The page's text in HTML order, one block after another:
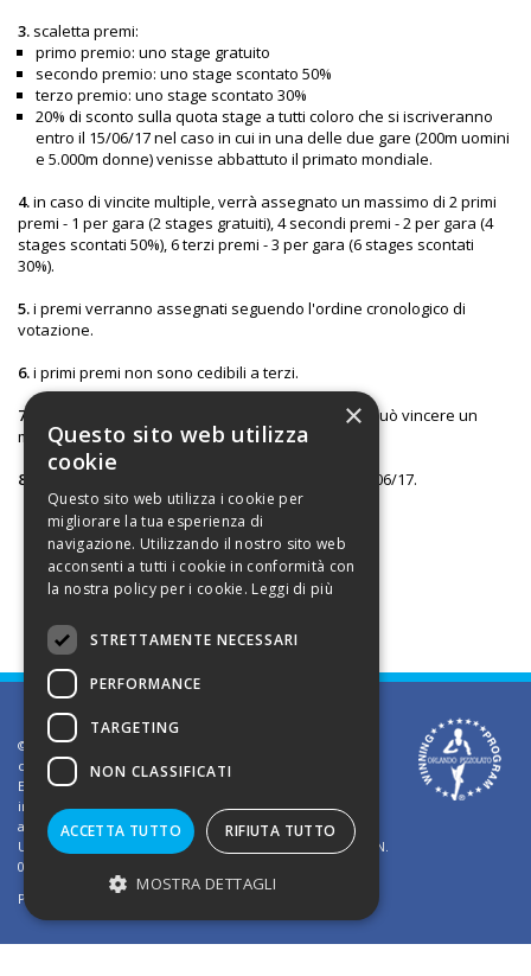
3. scaletta premi:
primo premio: uno stage gratuito
secondo premio: uno stage scontato 50%
terzo premio: uno stage scontato 30%
20% di sconto sulla quota stage a tutti coloro che si iscriveranno
entro il 15/06/17 nel caso in cui in una delle due gare (200m uomini
e 5.000m donne) venisse abbattuto il primato mondiale.
4.in caso di vincite multiple, verrà assegnato un massimo di 2 primi
premi - 1 per gara (2 stages gratuiti), 4 secondi premi - 2 per gara (4
stages scontati 50%), 6 terzi premi - 3 per gara (6 stages scontati
30%).
5.i premi verranno assegnati seguendo l'ordine cronologico di
votazione.
6.i primi premi non sono cedibili a terzi.
7.
I premi non sono cumulabili. Ogni partecipante può vincere un
massimo di 1 premio.
8.
il concorso chiuderà alle ore 14:00 di giovedì 08/06/17.
©2002 Informativa sui diritti d'autore. Le informazioni
contenute in questo sito sono solo per uso privato.
E' vietato riprodurre o divulgare in qualsiasi forma le
informazioni contenute in questo sito, salvo previa
autorizzazione di Orlando Pizzolato
Ufficio del Registro delle Imprese di Vicenza - Iscrizione N.
03409260241 - REA N. VI-323302
Powered by
TWS
×
Questo sito web utilizza
cookie
Questo sito web utilizza i cookie per
migliorare la tua esperienza di
navigazione. Utilizzando il nostro sito web
acconsenti a tutti i cookie in conformità con
la nostra policy per i cookie. Leggi di più
STRETTAMENTE NECESSARI
PERFORMANCE
TARGETING
NON CLASSIFICATI
ACCETTA TUTTO RIFIUTA TUTTO
MOSTRA DETTAGLI